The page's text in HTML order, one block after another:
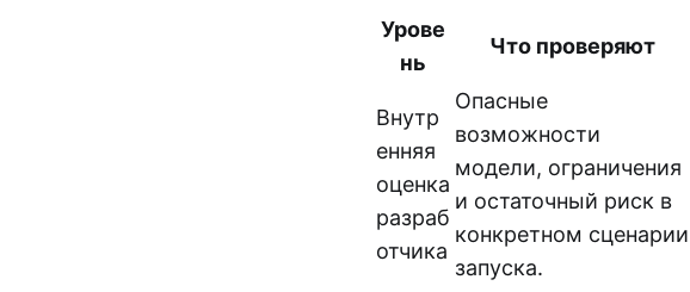
Урове
нь
Что проверяют
Внутр
енняя
оценка
разраб
отчика
Опасные
возможности
модели, ограничения
и остаточный риск в
конкретном сценарии
запуска.